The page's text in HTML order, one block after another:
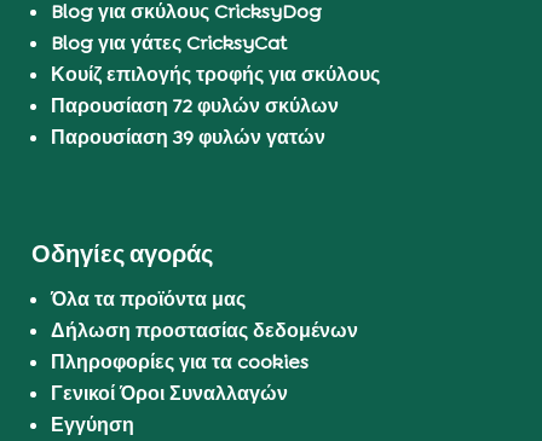
Blog για σκύλους CricksyDog
Blog για γάτες CricksyCat
Κουίζ επιλογής τροφής για σκύλους
Παρουσίαση 72 φυλών σκύλων
Παρουσίαση 39 φυλών γατών
Οδηγίες αγοράς
Όλα τα προϊόντα μας
Δήλωση προστασίας δεδομένων
Πληροφορίες για τα cookies
Γενικοί Όροι Συναλλαγών
Εγγύηση